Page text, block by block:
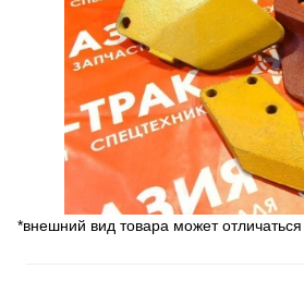
*внешний вид товара может